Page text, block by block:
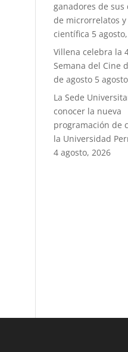
ganadores de sus
de microrrelatos
científica 5
Villena celebra la
Semana del Cine
de agosto 5
La Sede
conocer la nueva
programación de
la Universidad
4 agosto, 2026